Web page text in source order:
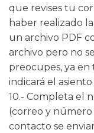
que revises tu
haber realizado
un archivo PDF
archivo pero no
preocupes, ya en
indicará el
10.- Completa el
(correo y número
contacto se